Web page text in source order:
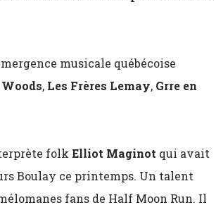
musicale québécoise
, Les Frères Lemay, Grre en
folk Elliot Maginot qui avait
Boulay ce printemps. Un talent
fans de Half Moon Run. Il